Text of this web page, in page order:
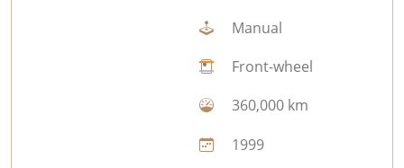
Manual
Front-wheel
360,000 km
1999